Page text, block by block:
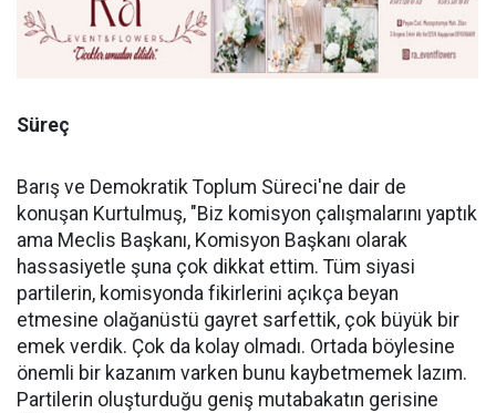
Süreç
Barış ve Demokratik Toplum Süreci'ne dair de
konuşan Kurtulmuş, "Biz komisyon çalışmalarını yaptık
ama Meclis Başkanı, Komisyon Başkanı olarak
hassasiyetle şuna çok dikkat ettim. Tüm siyasi
partilerin, komisyonda fikirlerini açıkça beyan
etmesine olağanüstü gayret sarfettik, çok büyük bir
emek verdik. Çok da kolay olmadı. Ortada böylesine
önemli bir kazanım varken bunu kaybetmemek lazım.
Partilerin oluşturduğu geniş mutabakatın gerisine